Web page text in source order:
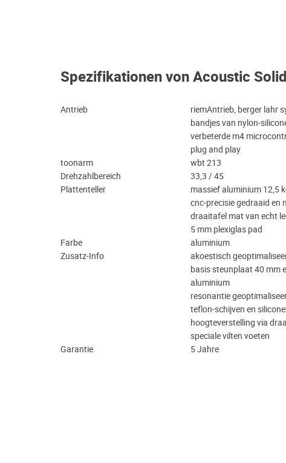
Spezifikationen von Acoustic
Antrieb
riemAntrieb, berger lahr
bandjes van nylon-
verbeterde m4
plug and play
toonarm
wbt 213
Drehzahlbereich
33,3 / 45
Plattenteller
massief aluminium 12,5
cnc-precisie gedraaid en
draaitafel mat van echt
5 mm plexiglas pad
Farbe
aluminium
Zusatz-Info
akoestisch
basis steunplaat 40 mm
aluminium
resonantie
teflon-schijven en
hoogteverstelling via
speciale vilten voeten
Garantie
5 Jahre